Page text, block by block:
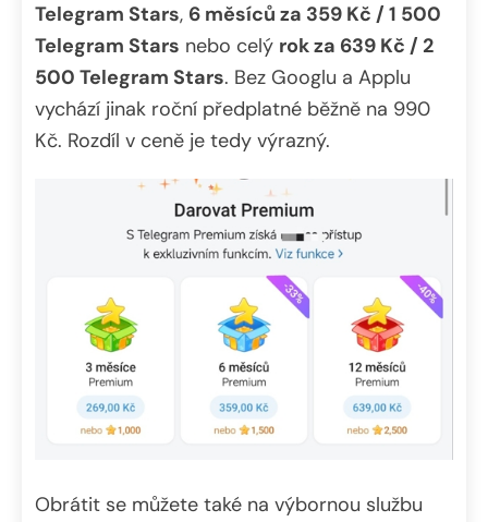
Telegram Stars, 6 měsíců za 359 Kč / 1 500
Telegram Stars nebo celý rok za 639 Kč / 2
500 Telegram Stars. Bez Googlu a Applu
vychází jinak roční předplatné běžně na 990
Kč. Rozdíl v ceně je tedy výrazný.
Obrátit se můžete také na výbornou službu